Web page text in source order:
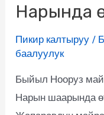
Нарында
Пикир калтыруу /
баалуулук
Быйыл Нооруз
Нарын шаарында